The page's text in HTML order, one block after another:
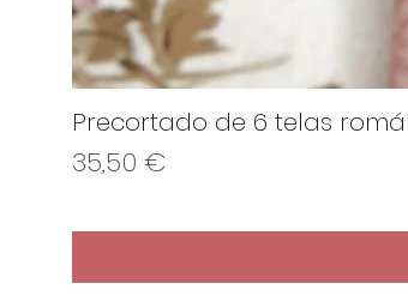
Precortado de 6 telas
Precio
35,50 €